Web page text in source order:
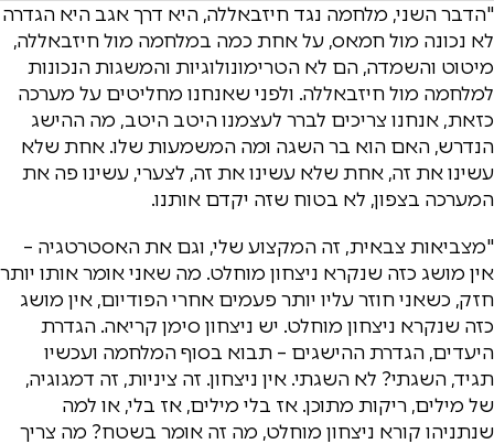
"הדבר השני, מלחמה נגד חיזבאללה, היא דרך אגב היא הגדרה
לא נכונה מול חמאס, על אחת כמה במלחמה מול חיזבאללה,
מיטוט והשמדה, הם לא הטרימונולוגיות והמשגות הנכונות
למלחמה מול חיזבאללה. ולפני שאנחנו מחליטים על מערכה
כזאת, אנחנו צריכים לברר לעצמנו היטב היטב, מה ההישג
הנדרש, האם הוא בר השגה ומה המשמעות שלו. אחת שלא
עשינו את זה, אחת שלא עשינו את זה, לצערי, עשינו פה את
המערכה בצפון, לא בטוח שזה יקדם אותנו.
"מצביאות צבאית, זה המקצוע שלי, וגם את האסטרטגיה –
אין מושג כזה שנקרא ניצחון מוחלט. מה שאני אומר אותו יותר
חזק, כשאני חוזר עליו יותר פעמים אחרי הפודיום, אין מושג
כזה שנקרא ניצחון מוחלט. יש ניצחון סימן קריאה. הגדרת
היעדים, הגדרת ההישגים – תבוא בסוף המלחמה ועכשיו
תגיד, השגתי? לא השגתי. אין ניצחון. זה ציניות, זה דמגוגיה,
של מילים, ריקות מתוכן. אז בלי מילים, אז בלי, או למה
שנתניהו קורא ניצחון מוחלט, מה זה אומר בשטח? מה צריך